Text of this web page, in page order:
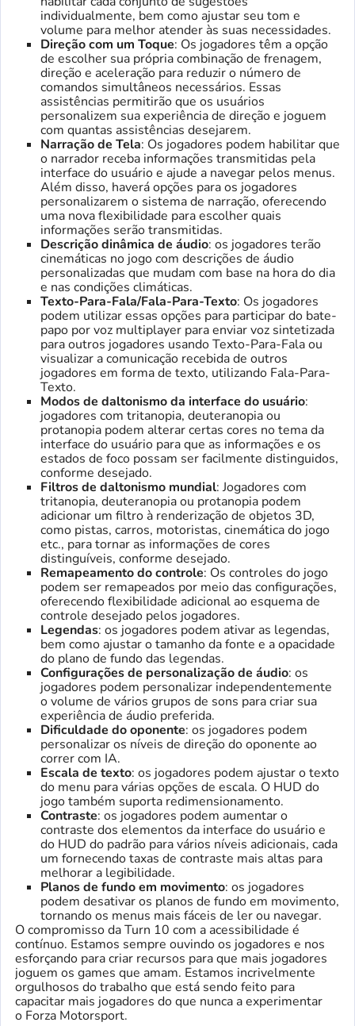
individualmente, bem como ajustar seu tom e
volume para melhor atender às suas necessidades.
Direção com um Toque: Os jogadores têm a opção
de escolher sua própria combinação de frenagem,
direção e aceleração para reduzir o número de
comandos simultâneos necessários. Essas
assistências permitirão que os usuários
personalizem sua experiência de direção e joguem
com quantas assistências desejarem.
Narração de Tela: Os jogadores podem habilitar que
o narrador receba informações transmitidas pela
interface do usuário e ajude a navegar pelos menus.
Além disso, haverá opções para os jogadores
personalizarem o sistema de narração, oferecendo
uma nova flexibilidade para escolher quais
informações serão transmitidas.
Descrição dinâmica de áudio: os jogadores terão
cinemáticas no jogo com descrições de áudio
personalizadas que mudam com base na hora do dia
e nas condições climáticas.
Texto-Para-Fala/Fala-Para-Texto: Os jogadores
podem utilizar essas opções para participar do bate-
papo por voz multiplayer para enviar voz sintetizada
para outros jogadores usando Texto-Para-Fala ou
visualizar a comunicação recebida de outros
jogadores em forma de texto, utilizando Fala-Para-
Texto.
Modos de daltonismo da interface do usuário:
jogadores com tritanopia, deuteranopia ou
protanopia podem alterar certas cores no tema da
interface do usuário para que as informações e os
estados de foco possam ser facilmente distinguidos,
conforme desejado.
Filtros de daltonismo mundial: Jogadores com
tritanopia, deuteranopia ou protanopia podem
adicionar um filtro à renderização de objetos 3D,
como pistas, carros, motoristas, cinemática do jogo
etc., para tornar as informações de cores
distinguíveis, conforme desejado.
Remapeamento do controle: Os controles do jogo
podem ser remapeados por meio das configurações,
oferecendo flexibilidade adicional ao esquema de
controle desejado pelos jogadores.
Legendas: os jogadores podem ativar as legendas,
bem como ajustar o tamanho da fonte e a opacidade
do plano de fundo das legendas.
Configurações de personalização de áudio: os
jogadores podem personalizar independentemente
o volume de vários grupos de sons para criar sua
experiência de áudio preferida.
Dificuldade do oponente: os jogadores podem
personalizar os níveis de direção do oponente ao
correr com IA.
Escala de texto: os jogadores podem ajustar o texto
do menu para várias opções de escala. O HUD do
jogo também suporta redimensionamento.
Contraste: os jogadores podem aumentar o
contraste dos elementos da interface do usuário e
do HUD do padrão para vários níveis adicionais, cada
um fornecendo taxas de contraste mais altas para
melhorar a legibilidade.
Planos de fundo em movimento: os jogadores
podem desativar os planos de fundo em movimento,
tornando os menus mais fáceis de ler ou navegar.
O compromisso da Turn 10 com a acessibilidade é
contínuo. Estamos sempre ouvindo os jogadores e nos
esforçando para criar recursos para que mais jogadores
joguem os games que amam. Estamos incrivelmente
orgulhosos do trabalho que está sendo feito para
capacitar mais jogadores do que nunca a experimentar
o Forza Motorsport.